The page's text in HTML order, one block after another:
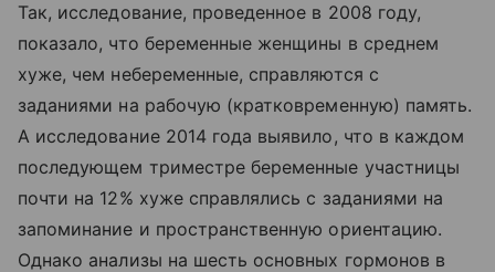
Так, исследование, проведенное в 2008 году,
показало, что беременные женщины в среднем
хуже, чем небеременные, справляются с
заданиями на рабочую (кратковременную) память.
А исследование 2014 года выявило, что в каждом
последующем триместре беременные участницы
почти на 12% хуже справлялись с заданиями на
запоминание и пространственную ориентацию.
Однако анализы на шесть основных гормонов в